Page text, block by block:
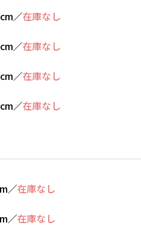
／在庫なし
／在庫なし
／在庫なし
／在庫なし
／在庫なし
／在庫なし